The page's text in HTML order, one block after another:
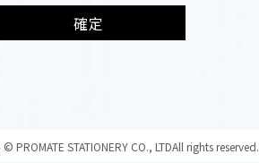
確定
PROMATE STATIONERY CO., LTDAll rights reserved.